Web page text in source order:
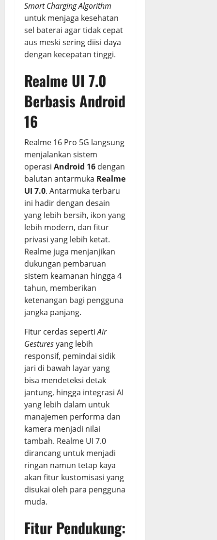
Smart Charging Algorithm
untuk menjaga kesehatan
sel baterai agar tidak cepat
aus meski sering diisi daya
dengan kecepatan tinggi.
Realme UI 7.0
Berbasis Android
16
Realme 16 Pro 5G langsung
menjalankan sistem
operasi Android 16 dengan
balutan antarmuka Realme
UI 7.0. Antarmuka terbaru
ini hadir dengan desain
yang lebih bersih, ikon yang
lebih modern, dan fitur
privasi yang lebih ketat.
Realme juga menjanjikan
dukungan pembaruan
sistem keamanan hingga 4
tahun, memberikan
ketenangan bagi pengguna
jangka panjang.
Fitur cerdas sepertiAir
Gesturesyang lebih
responsif, pemindai sidik
jari di bawah layar yang
bisa mendeteksi detak
jantung, hingga integrasi AI
yang lebih dalam untuk
manajemen performa dan
kamera menjadi nilai
tambah. Realme UI 7.0
dirancang untuk menjadi
ringan namun tetap kaya
akan fitur kustomisasi yang
disukai oleh para pengguna
muda.
Fitur Pendukung: